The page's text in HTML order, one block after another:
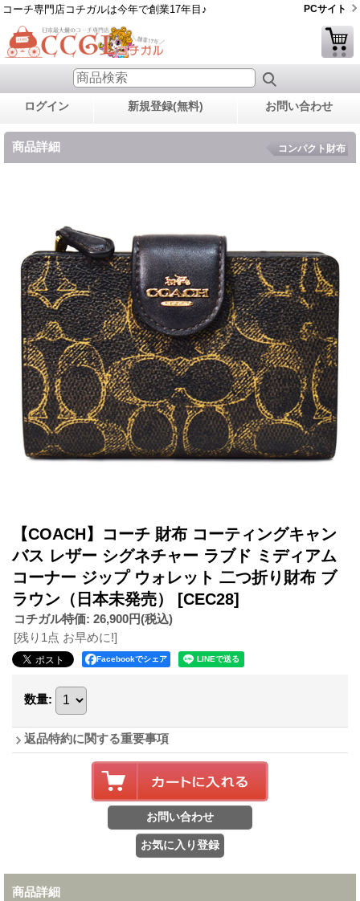
コーチ専門店コチガルは今年で創業17年目♪ PCサイト
ログイン 新規登録(無料) お問い合わせ
商品詳細 コンパクト財布
【COACH】コーチ 財布 コーティングキャン
バス レザー シグネチャー ラブド ミディアム
コーナー ジップ ウォレット 二つ折り財布 ブ
ラウン（日本未発売） [CEC28]
コチガル特価: 26,900円(税込)
[残り1点 お早めに!]
Facebookでシェア
数量:
返品特約に関する重要事項
商品詳細